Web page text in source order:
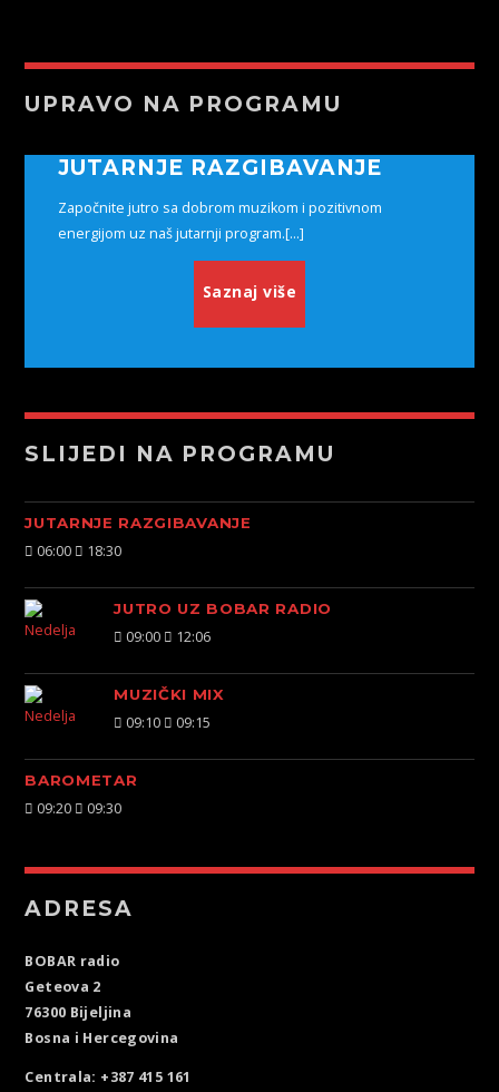
UPRAVO NA PROGRAMU
JUTARNJE RAZGIBAVANJE
Započnite jutro sa dobrom muzikom i pozitivnom
energijom uz naš jutarnji program.[...]
Saznaj više
SLIJEDI NA PROGRAMU
JUTARNJE RAZGIBAVANJE
06:00 18:30
JUTRO UZ BOBAR RADIO
09:00 12:06
MUZIČKI MIX
09:10 09:15
BAROMETAR
09:20 09:30
ADRESA
BOBAR radio
Geteova 2
76300 Bijeljina
Bosna i Hercegovina
Centrala: +387 415 161